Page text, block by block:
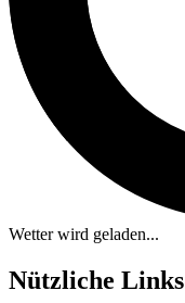
Wetter wird geladen...
Nützliche Links